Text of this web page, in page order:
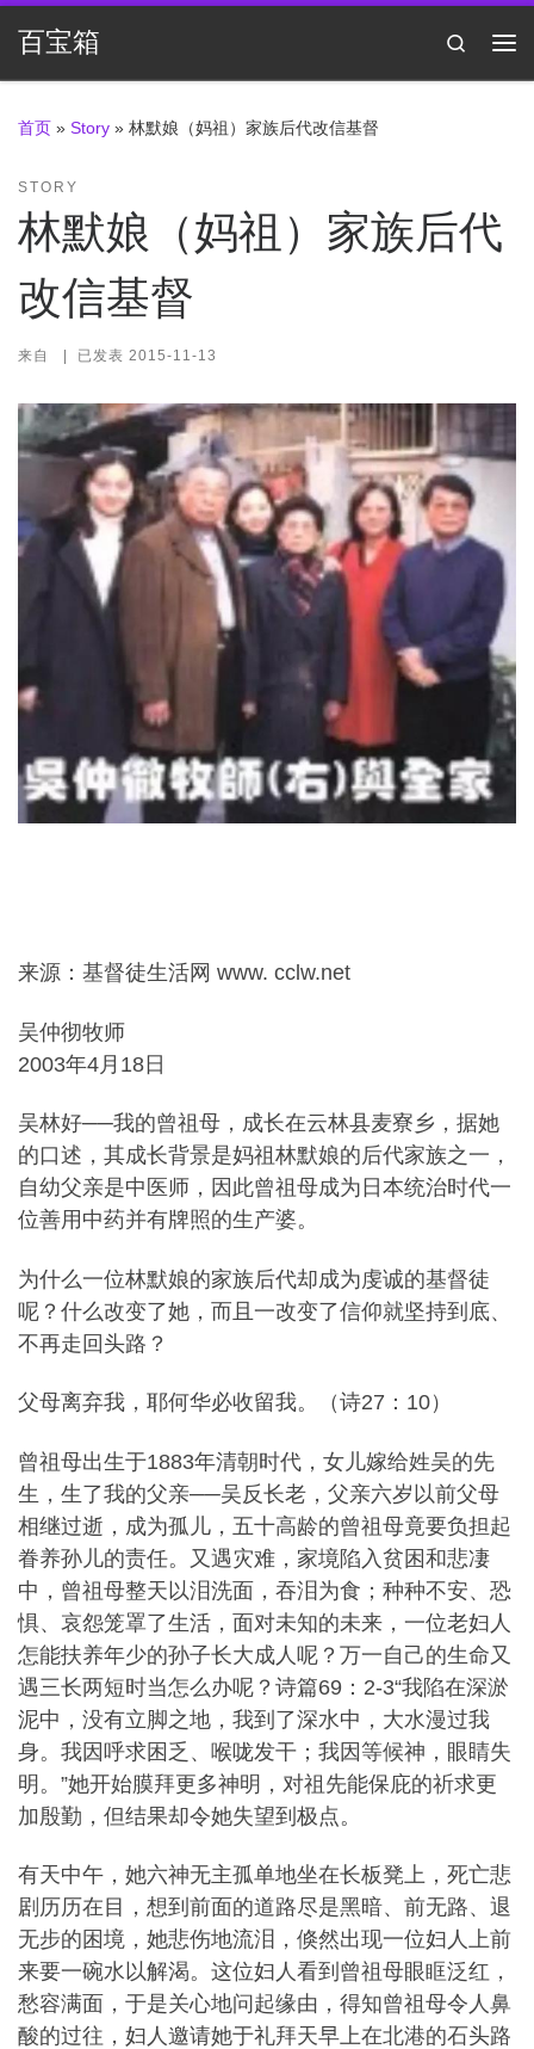
Skip to content
百宝箱
Search
首页 » Story » 林默娘（妈祖）家族后代改信基督
STORY
林默娘（妈祖）家族后代
改信基督
来自 | 已发表 2015-11-13
来源：基督徒生活网 www. cclw.net
吴仲彻牧师
2003年4月18日
吴林好──我的曾祖母，成长在云林县麦寮乡，据她
的口述，其成长背景是妈祖林默娘的后代家族之一，
自幼父亲是中医师，因此曾祖母成为日本统治时代一
位善用中药并有牌照的生产婆。
为什么一位林默娘的家族后代却成为虔诚的基督徒
呢？什么改变了她，而且一改变了信仰就坚持到底、
不再走回头路？
父母离弃我，耶何华必收留我。（诗27：10）
曾祖母出生于1883年清朝时代，女儿嫁给姓吴的先
生，生了我的父亲──吴反长老，父亲六岁以前父母
相继过逝，成为孤儿，五十高龄的曾祖母竟要负担起
眷养孙儿的责任。又遇灾难，家境陷入贫困和悲凄
中，曾祖母整天以泪洗面，吞泪为食；种种不安、恐
惧、哀怨笼罩了生活，面对未知的未来，一位老妇人
怎能扶养年少的孙子长大成人呢？万一自己的生命又
遇三长两短时当怎么办呢？诗篇69：2-3“我陷在深淤
泥中，没有立脚之地，我到了深水中，大水漫过我
身。我因呼求困乏、喉咙发干；我因等候神，眼睛失
明。”她开始膜拜更多神明，对祖先能保庇的祈求更
加殷勤，但结果却令她失望到极点。
有天中午，她六神无主孤单地坐在长板凳上，死亡悲
剧历历在目，想到前面的道路尽是黑暗、前无路、退
无步的困境，她悲伤地流泪，倏然出现一位妇人上前
来要一碗水以解渴。这位妇人看到曾祖母眼眶泛红，
愁容满面，于是关心地问起缘由，得知曾祖母令人鼻
酸的过往，妇人邀请她于礼拜天早上在北港的石头路